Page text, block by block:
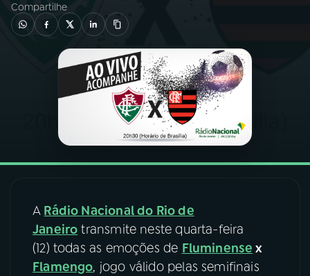
03PROGRAMAÇÃO
PROGRAMAS
ÚLTIMAS
08FESTIVAL DE MÚSICA
Compartilhe
A Rádio Nacional do Rio de
Janeiro transmite neste quarta-feira
(12) todas as emoções de Fluminense x
Flamengo, jogo válido pelas semifinais